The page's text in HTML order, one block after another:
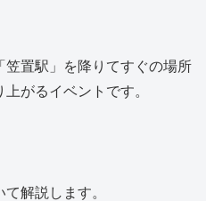
笠置駅」を降りてすぐの場所
がるイベントです。
解説します。